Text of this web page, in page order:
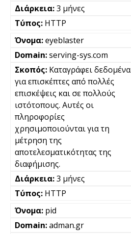
3 μήνες
HTTP
eyeblaster
serving-sys.com
Καταγράφει δεδομένα
για επισκέπτες από πολλές
επισκέψεις και σε πολλούς
ιστότοπους. Αυτές οι
πληροφορίες
χρησιμοποιούνται για τη
μέτρηση της
αποτελεσματικότητας της
διαφήμισης.
3 μήνες
HTTP
pid
adman.gr